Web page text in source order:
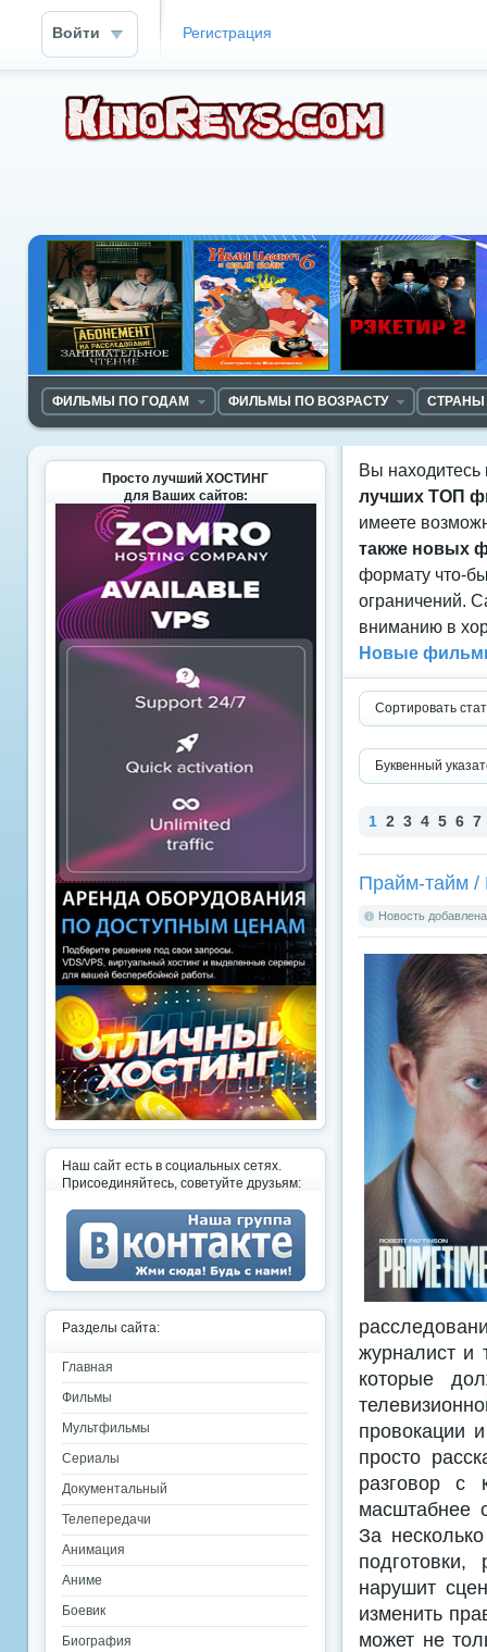
Войти Регистрация
ФИЛЬМЫ ПО ГОДАМ ФИЛЬМЫ ПО ВОЗРАСТУ
Вы находитесь
лучших ТОП
имеете
также новых
формату что-
ограничений.
вниманию в
Новые
Сортировать
Буквенный
1 2 3 4 5 6 7
Прайм-тайм /
Новость
журналист и
которые
провокации
просто
разговор с
масштабнее
За
нарушит
изменить
может не
Просто лучший ХОСТИНГ
для Ваших сайтов:
Наш сайт есть в социальных сетях.
Присоединяйтесь, советуйте друзьям:
Разделы сайта:
Главная
Фильмы
Мультфильмы
Сериалы
Документальный
Телепередачи
Анимация
Аниме
Боевик
Биография